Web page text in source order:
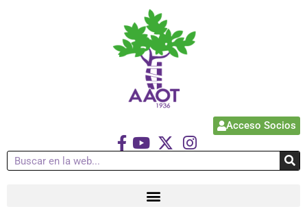
Acceso Socios